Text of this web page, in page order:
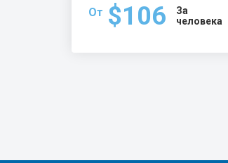
От $106
За
человека